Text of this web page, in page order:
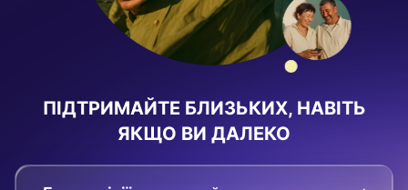
ПІДТРИМАЙТЕ БЛИЗЬКИХ, НАВІТЬ
ЯКЩО ВИ ДАЛЕКО